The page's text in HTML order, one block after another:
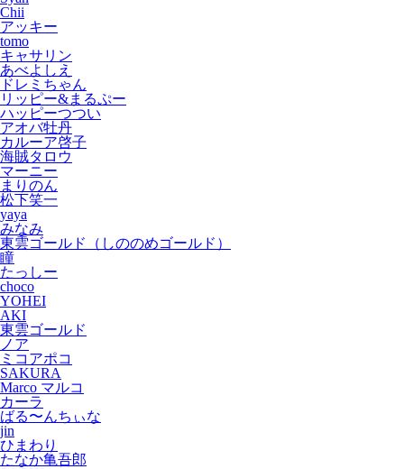
Chii
アッキー
tomo
キャサリン
あべよしえ
ドレミちゃん
リッピー&まるぷー
ハッピーつつい
アオバ牡丹
カルーア啓子
海賊タロウ
マーニー
まりのん
松下笑一
yaya
みなみ
東雲ゴールド（しののめゴールド）
瞳
たっしー
choco
YOHEI
AKI
東雲ゴールド
ノア
ミコアポコ
SAKURA
Marco マルコ
カーラ
ばる〜んちぃな
jin
ひまわり
たなか亀吾郎